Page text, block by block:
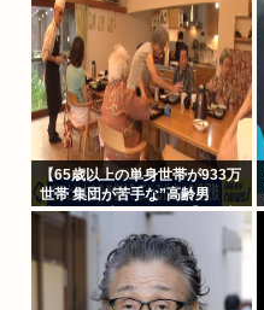
【65歳以上の単身世帯が933万
世帯 集団が苦手な”高齢男
性”はどう生きていく？】孤独
死のリスクも…専門家 「8日以
上見つからないのも圧倒的に男
性」